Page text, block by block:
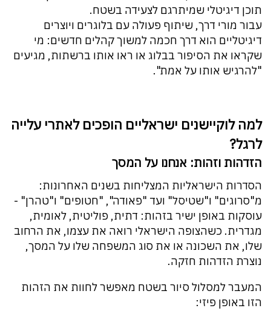
תוכן דיגיטלי שמיתרגם לצעידה בשטח.
עבור מורי דרך, שיתוף פעולה עם בלוגרים ויוצרים
דיגיטליים הוא דרך חכמה למשוך קהלים חדשים: מי
שקראו את הסיפור בבלוג או ראו אותו ברשתות, מגיעים
"להרגיש אותו על אמת".
למה לוקיישנים ישראליים הופכים לאתרי עלייה
לרגל?
הזדהות וזהות: אנחנו על המסך
הסדרות הישראליות המצליחות בשנים האחרונות:
מ"סרוגים" ו"שטיסל" ועד "פאודה", "חטופים" ו"טהרן" -
עוסקות באופן ישיר בזהות: דתית, פוליטית, לאומית,
מגדרית. כשהצופה הישראלי רואה את עצמו, את הרחוב
שלו, את השכונה או את סוג המשפחה שלו על המסך,
נוצרת הזדהות חזקה.
המעבר למסלול סיור בשטח מאפשר לחוות את הזהות
הזו באופן פיזי: